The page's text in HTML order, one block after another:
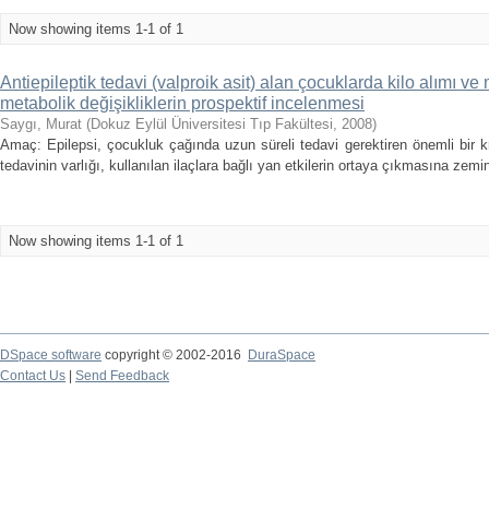
Now showing items 1-1 of 1
Antiepileptik tedavi (valproik asit) alan çocuklarda kilo alımı
metabolik değişikliklerin prospektif incelenmesi
Saygı, Murat (Dokuz Eylül Üniversitesi Tıp Fakültesi, 2008)
Amaç: Epilepsi, çocukluk çağında uzun süreli tedavi gerektiren önemli bir
tedavinin varlığı, kullanılan ilaçlara bağlı yan etkilerin ortaya çıkmasına
Now showing items 1-1 of 1
DSpace software copyright © 2002-2016
DuraSpace
Contact Us
Send Feedback